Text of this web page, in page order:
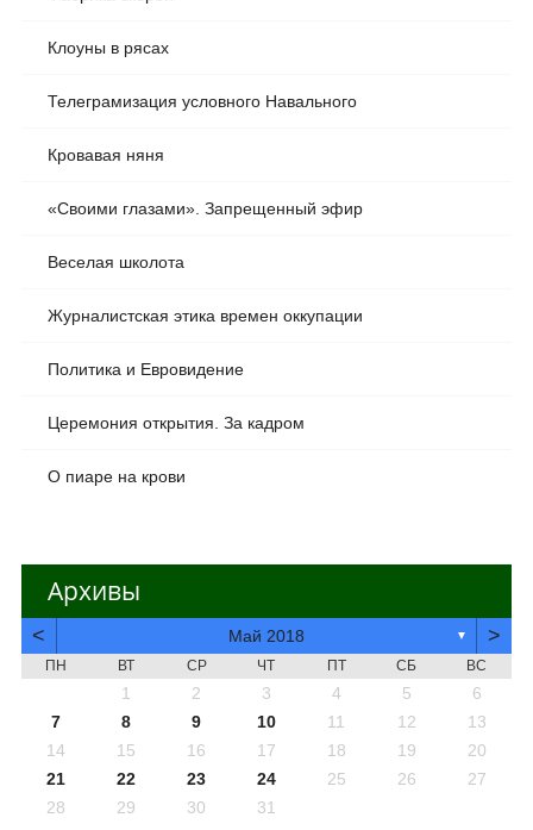
Клоуны в рясах
Телеграмизация условного Навального
Кровавая няня
«Своими глазами». Запрещенный эфир
Веселая школота
Журналистская этика времен оккупации
Политика и Евровидение
Церемония открытия. За кадром
О пиаре на крови
Архивы
< Май 2018 ▼ >
ПН ВТ СР ЧТ ПТ СБ ВС
1 2 3 4 5
6
7
8 9 10 11 12
13
14
15 16 17 18 19
20
21
22 23 24 25 26
27
28
29 30 31